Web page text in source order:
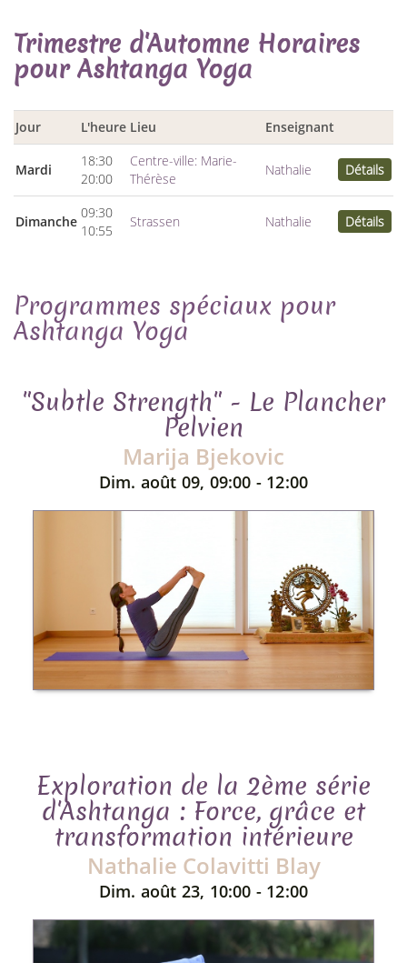
Trimestre d'Automne Horaires
pour Ashtanga Yoga
Jour L'heure Lieu Enseignant
Mardi
18:30
20:00
Centre-ville: Marie-
Thérèse
Nathalie Détails
Dimanche
09:30
10:55
Strassen Nathalie Détails
Programmes spéciaux pour
Ashtanga Yoga
"Subtle Strength" - Le Plancher
Pelvien
Marija Bjekovic
Dim. août 09, 09:00 - 12:00
Exploration de la 2ème série
d'Ashtanga : Force, grâce et
transformation intérieure
Nathalie Colavitti Blay
Dim. août 23, 10:00 - 12:00